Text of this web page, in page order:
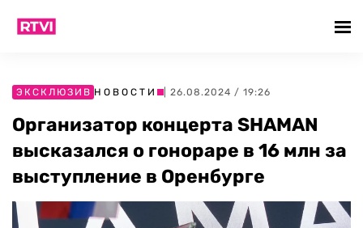
ЭКСКЛЮЗИВ НОВОСТИ | 26.08.2024 / 19:26
Организатор концерта SHAMAN
высказался о гонораре в 16 млн за
выступление в Оренбурге